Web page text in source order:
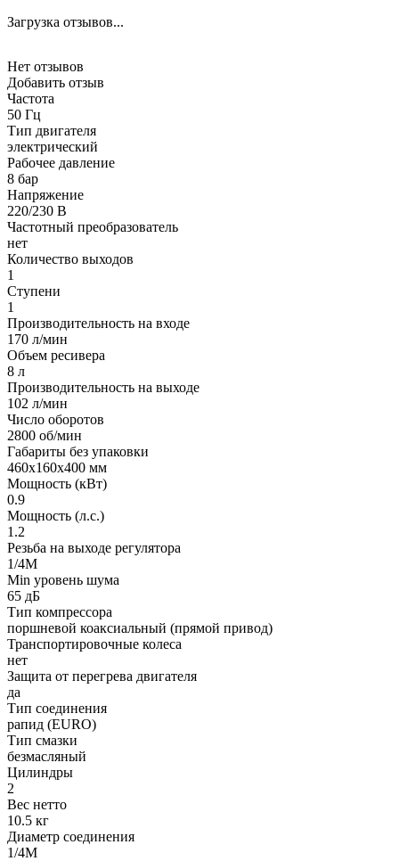
Загрузка отзывов...
Нет отзывов
Добавить отзыв
Частота
50 Гц
Тип двигателя
электрический
Рабочее давление
8 бар
Напряжение
220/230 В
Частотный преобразователь
нет
Количество выходов
1
Ступени
1
Производительность на входе
170 л/мин
Объем ресивера
8 л
Производительность на выходе
102 л/мин
Число оборотов
2800 об/мин
Габариты без упаковки
460х160х400 мм
Мощность (кВт)
0.9
Мощность (л.с.)
1.2
Резьба на выходе регулятора
1/4M
Min уровень шума
65 дБ
Тип компрессора
поршневой коаксиальный (прямой привод)
Транспортировочные колеса
нет
Защита от перегрева двигателя
да
Тип соединения
рапид (EURO)
Тип смазки
безмасляный
Цилиндры
2
Вес нетто
10.5 кг
Диаметр соединения
1/4М